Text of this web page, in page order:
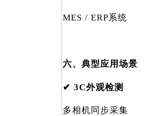
MES / ERP系统
六、典型应用场景
✔ 3C外观检测
多相机同步采集